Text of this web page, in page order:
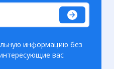
информацию без
вас